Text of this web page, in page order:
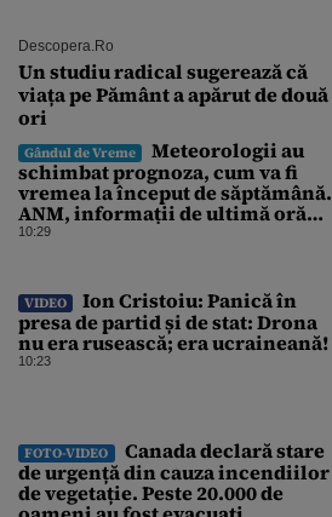
Descopera.ro
Un studiu radical sugerează că
viața pe Pământ a apărut de două
ori
Gândul de Vreme
Meteorologii au
schimbat prognoza, cum va fi
vremea la început de săptămână.
ANM, informații de ultimă oră
pentru Gândul
10:29
VIDEO
Ion Cristoiu: Panică în
presa de partid și de stat: Drona
nu era rusească; era ucraineană!
10:23
FOTO-VIDEO
Canada declară stare
de urgență din cauza incendiilor
de vegetație. Peste 20.000 de